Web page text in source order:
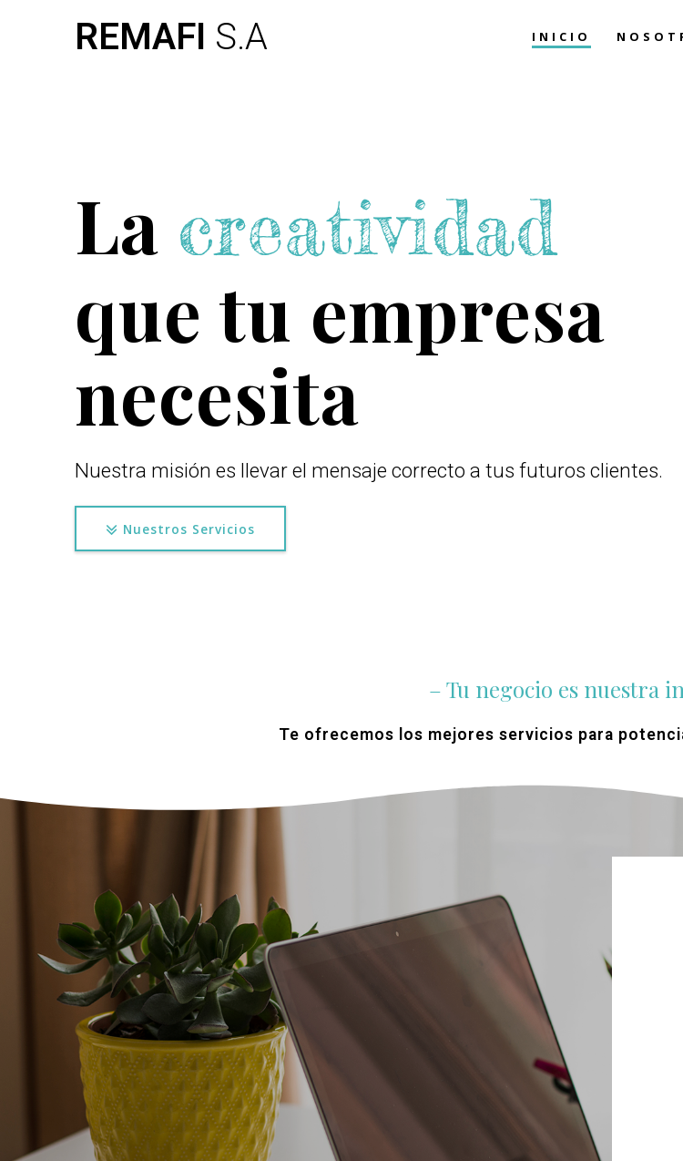
REMAFI S.A INICIO
La creatividad
que tu empresa
necesita
Nuestra misión es llevar el mensaje correcto a tus futuros clientes.
Nuestros Servicios
– Tu negocio es nuestra
Te ofrecemos los mejores servicios para